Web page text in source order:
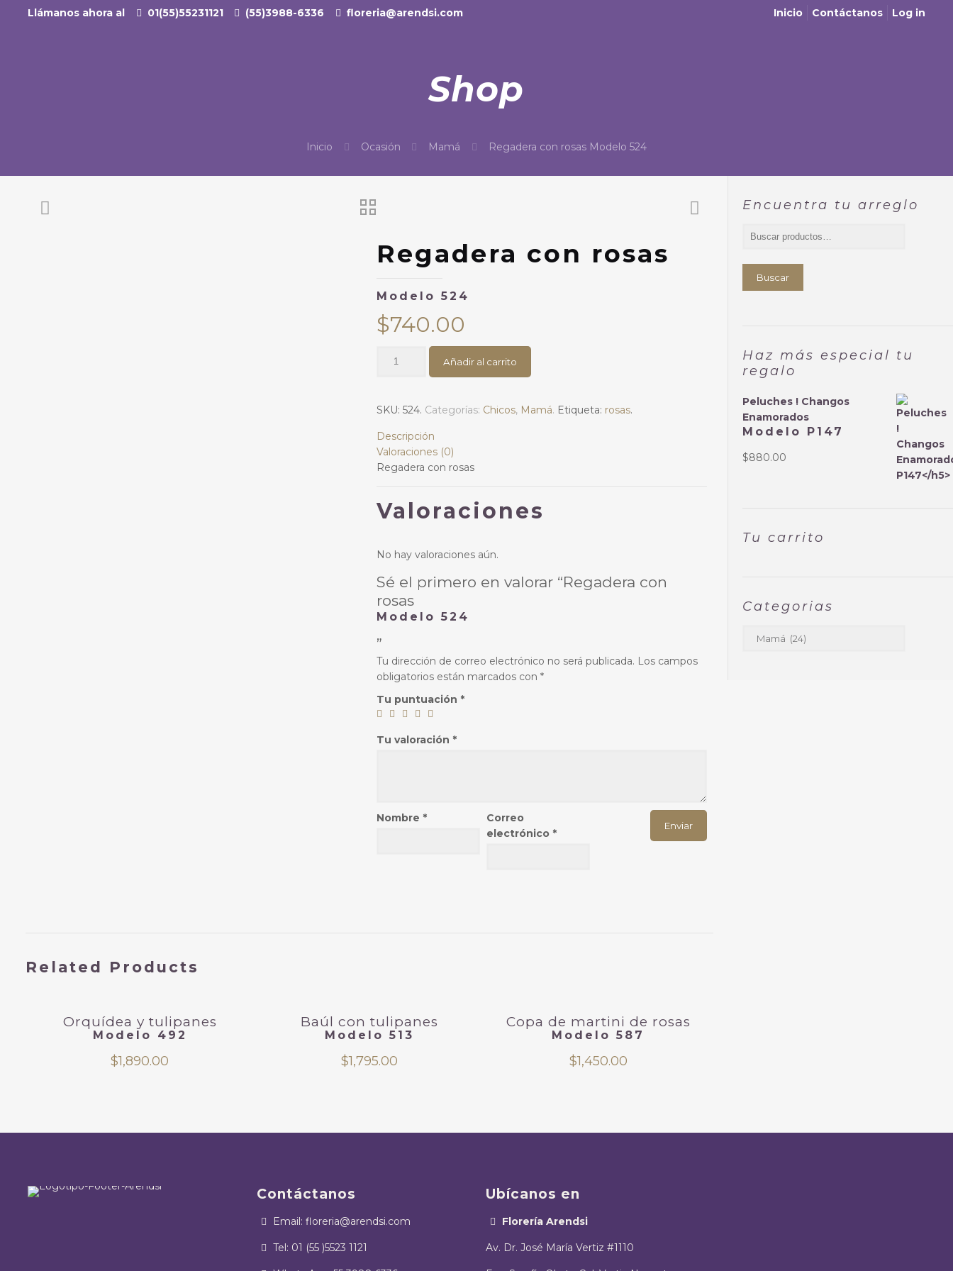
Llámanos ahora al 01(55)55231121 (55)3988-6336 floreria@arendsi.com Inicio Contáctanos Log in
Shop
Inicio Ocasión Mamá Regadera con rosas Modelo 524
Regadera con rosas
Modelo 524
$740.00
con
524
cantidad
Añadir al carrito
SKU: 524. Categorías: Chicos, Mamá. Etiqueta: rosas.
Descripción
Valoraciones (0)
Regadera con rosas
Valoraciones
No hay valoraciones aún.
Sé el primero en valorar “Regadera con
rosas
Modelo 524
”
Tu dirección de correo electrónico no será publicada. Los campos
obligatorios están marcados con *
Tu puntuación *
Tu valoración *
Nombre *
Correo
electrónico *
Related Products
Orquídea y tulipanes
Modelo 492
$1,890.00
Baúl con tulipanes
Modelo 513
$1,795.00
Copa de martini de rosas
Modelo 587
$1,450.00
Encuentra tu arreglo
Buscar
Haz más especial tu
regalo
Peluches ! Changos
Enamorados
Modelo P147
$880.00
Tu carrito
Categorias
Contáctanos
Email: floreria@arendsi.com
Tel: 01 (55 )5523 1121
Ubícanos en
Florería Arendsi
Av. Dr. José María Vertiz #1110